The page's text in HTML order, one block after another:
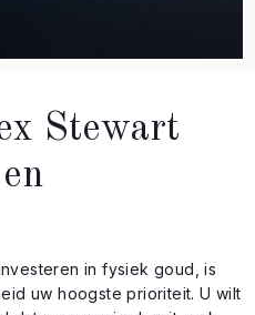
Stewart
in fysiek goud, is
uw hoogste prioriteit. U wilt